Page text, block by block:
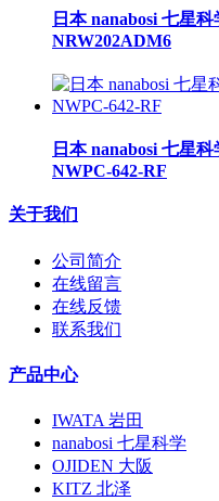
日本 nanabosi 七星
NRW202ADM6
日本 nanabosi 七星
NWPC-642-RF
关于我们
公司简介
在线留言
在线反馈
联系我们
产品中心
IWATA 岩田
nanabosi 七星科学
OJIDEN 大阪
KITZ 北泽